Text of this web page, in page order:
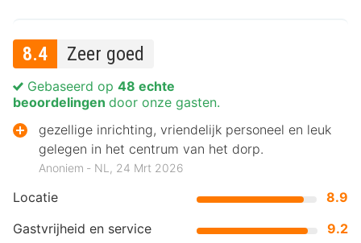
8.4 Zeer goed
Locatie
8.9
Gastvrijheid en service
9.2
Gebaseerd op 48 echte
beoordelingen door onze gasten.
gezellige inrichting, vriendelijk personeel en leuk
gelegen in het centrum van het dorp.
Anoniem ‐ NL, 24 Mrt 2026